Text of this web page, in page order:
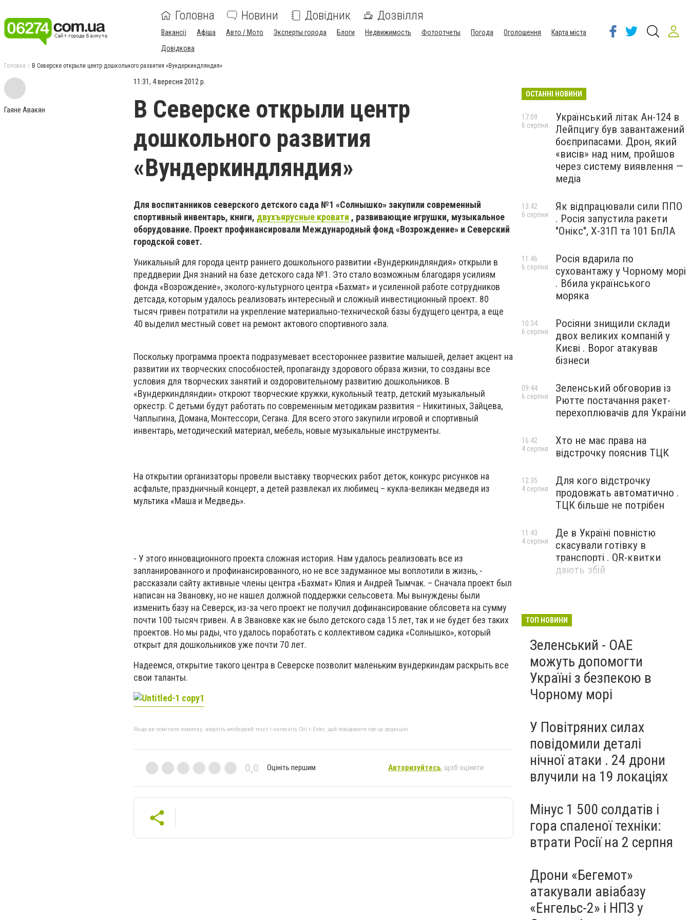
Головна Новини Довідник Дозвілля
Вакансії Афіша Авто / Мото Эксперты города Блоги Недвижимость Фотоотчеты Погода Оголошення
Карта міста
Довідкова
Головна В Северске открыли центр дошкольного развития «Вундеркиндляндия»
Гаяне Авакян
11:31, 4 вересня 2012 р.
В Северске открыли центр
дошкольного развития
«Вундеркиндляндия»
Для воспитанников северского детского сада №1 «Солнышко» закупили современный
спортивный инвентарь, книги, двухъярусные кровати , развивающие игрушки, музыкальное
оборудование. Проект профинансировали Международный фонд «Возрождение» и Северский
городской совет.
Уникальный для города центр раннего дошкольного развитии «Вундеркиндляндия» открыли в
преддверии Дня знаний на базе детского сада №1. Это стало возможным благодаря усилиям
фонда «Возрождение», эколого-культурного центра «Бахмат» и усиленной работе сотрудников
детсада, которым удалось реализовать интересный и сложный инвестиционный проект. 80
тысяч гривен потратили на укрепление материально-технической базы будущего центра, а еще
40 выделил местный совет на ремонт актового спортивного зала.
Поскольку программа проекта подразумевает всестороннее развитие малышей, делает акцент на
развитии их творческих способностей, пропаганду здорового образа жизни, то созданы все
условия для творческих занятий и оздоровительному развитию дошкольников. В
«Вундеркиндляндии» откроют творческие кружки, кукольный театр, детский музыкальный
оркестр. С детьми будут работать по современным методикам развития – Никитиных, Зайцева,
Чаплыгина, Домана, Монтессори, Сегана. Для всего этого закупили игровой и спортивный
инвентарь, методический материал, мебель, новые музыкальные инструменты.
На открытии организаторы провели выставку творческих работ деток, конкурс рисунков на
асфальте, праздничный концерт, а детей развлекал их любимец – кукла-великан медведя из
мультика «Маша и Медведь».
- У этого инновационного проекта сложная история. Нам удалось реализовать все из
запланированного и профинансированного, но не все задуманное мы воплотили в жизнь, -
рассказали сайту активные члены центра «Бахмат» Юлия и Андрей Тымчак. – Сначала проект был
написан на Звановку, но не нашел должной поддержки сельсовета. Мы вынуждены были
изменить базу на Северск, из-за чего проект не получил дофинансирование облсовета на сумму
почти 100 тысяч гривен. А в Звановке как не было детского сада 15 лет, так и не будет без таких
проектов. Но мы рады, что удалось поработать с коллективом садика «Солнышко», который
открыт для дошкольников уже почти 70 лет.
Надеемся, открытие такого центра в Северске позволит маленьким вундеркиндам раскрыть все
свои таланты.
Якщо ви помітили помилку, виділіть необхідний текст і натисніть Ctrl + Enter, щоб повідомити про це редакцію
0,0 Оцініть першим Авторизуйтесь, щоб оцінити
ОСТАННІ НОВИНИ
Український літак Ан-124 в
Лейпцигу був завантажений
боєприпасами. Дрон, який
«висів» над ним, пройшов
через систему виявлення —
медіа
17:09
6 серпня
Як відпрацювали сили ППО
. Росія запустила ракети
"Онікс", Х-31П та 101 БпЛА
13:42
6 серпня
Росія вдарила по
суховантажу у Чорному морі
. Вбила українського
моряка
11:46
6 серпня
Росіяни знищили склади
двох великих компаній у
Києві . Ворог атакував
бізнеси
10:34
6 серпня
Зеленський обговорив із
Рютте постачання ракет-
перехоплювачів для України
09:44
6 серпня
Хто не має права на
відстрочку пояснив ТЦК
16:42
4 серпня
Для кого відстрочку
продовжать автоматично .
ТЦК більше не потрібен
12:35
4 серпня
Де в Україні повністю
скасували готівку в
транспорті . QR-квитки
дають збій
11:43
4 серпня
ТОП НОВИНИ
Зеленський - ОАЕ
можуть допомогти
Україні з безпекою в
Чорному морі
У Повітряних силах
повідомили деталі
нічної атаки . 24 дрони
влучили на 19 локаціях
Мінус 1 500 солдатів і
гора спаленої техніки:
втрати Росії на 2 серпня
Дрони «Бегемот»
атакували авіабазу
«Енгельс-2» і НПЗ у